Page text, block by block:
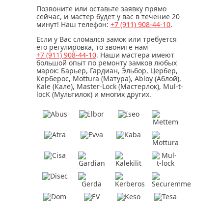
Позвоните или оставьте заявку прямо
сейчас, и мастер будет у вас в течение 20
минут! Наш телефон: +7 (911) 908-44-10.
Если у Вас сломался замок или требуется
его регулировка, то звоните нам
+7 (911) 908-44-10. Наши мастера имеют
большой опыт по ремонту замков любых
марок: Барьер, Гардиан, Эльбор, Цербер,
Керберос, Mottura (Матура), Abloy (Аблой),
Kale (Кале), Master-Lock (Мастерлок), Mul-t-
locK (Мультилок) и многих других.